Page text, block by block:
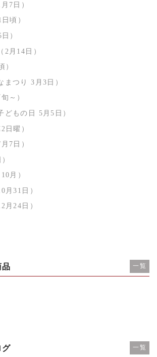
7日）
頃）
）
2月14日）
）
まつり 3月3日）
～）
どもの日 5月5日）
日曜）
7日）
月）
月31日）
月24日）
品 一覧
グ 一覧